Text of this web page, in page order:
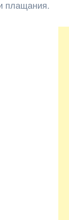
плащания.